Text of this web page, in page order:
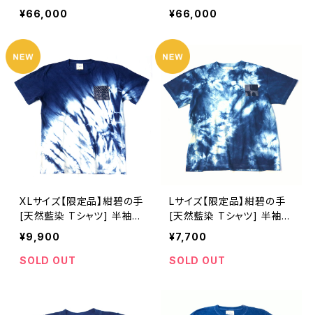
柄 久留米絣使用 池田絣工
¥66,000
進柄 久留米絣使用 池田絣
工房 開襟シャツ 半袖 グリ
ーン
¥66,000
XLサイズ【限定品】紺碧の手
[天然藍染 Tシャツ] 半袖
片側絞り染め(左脇から裾)
※職人手染め
¥9,900
SOLD OUT
Lサイズ【限定品】紺碧の手
[天然藍染 Tシャツ] 半袖
全体絞り染め(左肩絞り無
し)※職人手染め
¥7,700
SOLD OUT